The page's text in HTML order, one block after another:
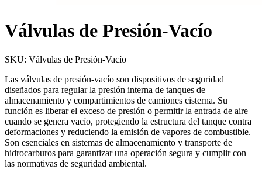
Válvulas de Presión-Vacío
SKU: Válvulas de Presión-Vacío
Las válvulas de presión-vacío son dispositivos de seguridad
diseñados para regular la presión interna de tanques de
almacenamiento y compartimientos de camiones cisterna. Su
función es liberar el exceso de presión o permitir la entrada de aire
cuando se genera vacío, protegiendo la estructura del tanque contra
deformaciones y reduciendo la emisión de vapores de combustible.
Son esenciales en sistemas de almacenamiento y transporte de
hidrocarburos para garantizar una operación segura y cumplir con
las normativas de seguridad ambiental.